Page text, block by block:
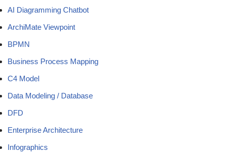
AI Diagramming Chatbot
ArchiMate Viewpoint
BPMN
Business Process Mapping
C4 Model
Data Modeling / Database
DFD
Enterprise Architecture
Infographics